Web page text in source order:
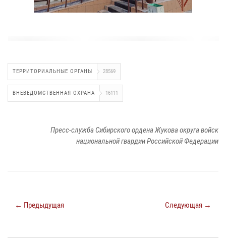
ТЕРРИТОРИАЛЬНЫЕ ОРГАНЫ 28569
ВНЕВЕДОМСТВЕННАЯ ОХРАНА 16111
Пресс-служба Сибирского ордена Жукова округа войск
национальной гвардии Российской Федерации
← Предыдущая Следующая →